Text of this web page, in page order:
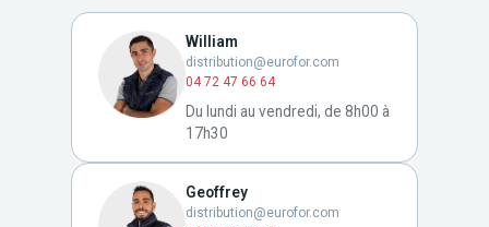
William
distribution@eurofor.com
04 72 47 66 64
Du lundi au vendredi, de 8h00 à
17h30
Geoffrey
distribution@eurofor.com